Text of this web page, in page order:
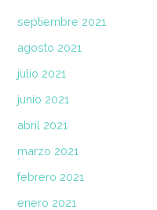
septiembre 2021
agosto 2021
julio 2021
junio 2021
abril 2021
marzo 2021
febrero 2021
enero 2021